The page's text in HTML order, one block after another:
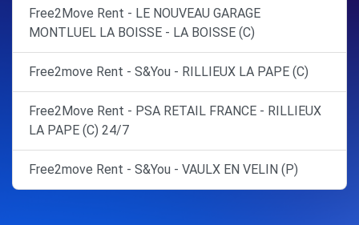
Free2Move Rent - LE NOUVEAU GARAGE
MONTLUEL LA BOISSE - LA BOISSE (C)
Free2move Rent - S&You - RILLIEUX LA PAPE (C)
Free2Move Rent - PSA RETAIL FRANCE - RILLIEUX
LA PAPE (C) 24/7
Free2move Rent - S&You - VAULX EN VELIN (P)